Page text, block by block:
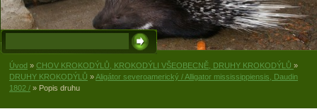
Úvod » CHOV KROKODÝLŮ, KROKODÝLI VŠEOBECNĚ, DRUHY KROKODÝLŮ »
DRUHY KROKODÝLŮ »Aligátor severoamerický / Alligator mississippiensis, Daudin
1802 / » Popis druhu